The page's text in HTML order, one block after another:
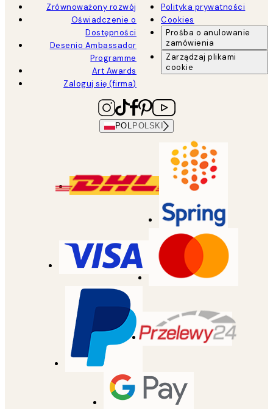
Zrównoważony rozwój
Oświadczenie o
Dostępności
Desenio Ambassador
Programme
Art Awards
Zaloguj się (firma)
Polityka prywatności
Cookies
Prośba o anulowanie
zamówienia
Zarządzaj plikami
cookie
POL POLSKI